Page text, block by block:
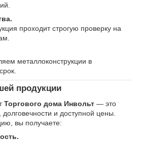
проходит строгую проверку на
металлоконструкции в
продукции
Торгового дома Инвольт — это
и доступной цены.
вы получаете: